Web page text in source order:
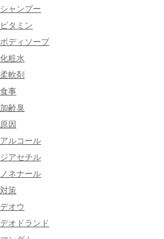
シャンプー
ビタミン
ボディソープ
化粧水
柔軟剤
食事
加齢臭
原因
アルコール
ジアセチル
ノネナール
対策
デオウ
デオドランド